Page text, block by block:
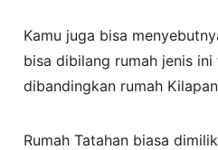
Kamu juga bisa
bisa dibilang rumah jenis
dibandingkan rumah
Rumah Tatahan biasa